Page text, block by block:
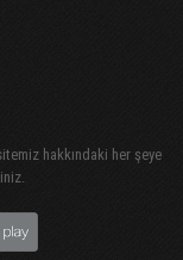
hakkındaki her şeye